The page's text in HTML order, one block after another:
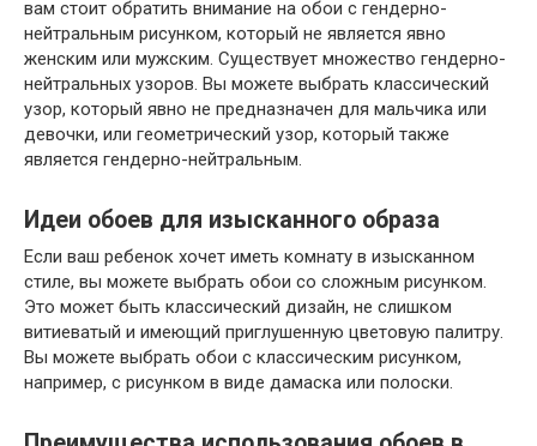
вам стоит обратить внимание на обои с гендерно-
нейтральным рисунком, который не является явно
женским или мужским. Существует множество гендерно-
нейтральных узоров. Вы можете выбрать классический
узор, который явно не предназначен для мальчика или
девочки, или геометрический узор, который также
является гендерно-нейтральным.
Идеи обоев для изысканного образа
Если ваш ребенок хочет иметь комнату в изысканном
стиле, вы можете выбрать обои со сложным рисунком.
Это может быть классический дизайн, не слишком
витиеватый и имеющий приглушенную цветовую палитру.
Вы можете выбрать обои с классическим рисунком,
например, с рисунком в виде дамаска или полоски.